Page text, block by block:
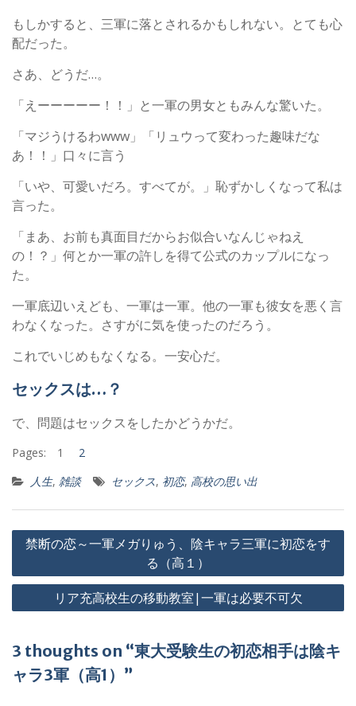
もしかすると、三軍に落とされるかもしれない。とても心
配だった。
さあ、どうだ…。
「えーーーーー！！」と一軍の男女ともみんな驚いた。
「マジうけるわwww」「リュウって変わった趣味だな
あ！！」口々に言う
「いや、可愛いだろ。すべてが。」恥ずかしくなって私は
言った。
「まあ、お前も真面目だからお似合いなんじゃねえ
の！？」何とか一軍の許しを得て公式のカップルになっ
た。
一軍底辺いえども、一軍は一軍。他の一軍も彼女を悪く言
わなくなった。さすがに気を使ったのだろう。
これでいじめもなくなる。一安心だ。
セックスは…？
で、問題はセックスをしたかどうかだ。
Pages: 1
2
人生, 雑談 セックス, 初恋, 高校の思い出
投
稿
ナ
ー
シ
禁断の恋～一軍メガりゅう、陰キャラ三軍に初恋をす
る（高１）
リア充高校生の移動教室|一軍は必要不可欠
3 thoughts on “東大受験生の初恋相手は陰キ
ャラ3軍（高1）”